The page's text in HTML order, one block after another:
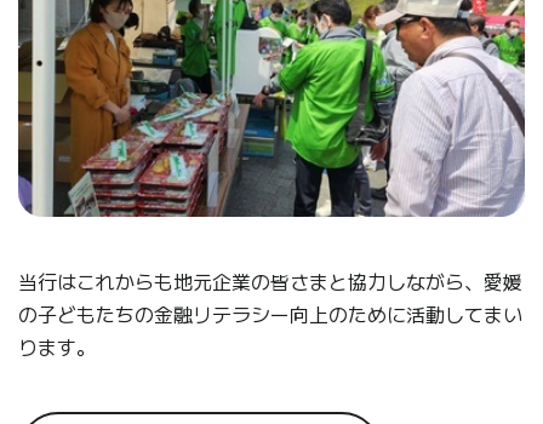
当行はこれからも地元企業の皆さまと協力しながら、愛媛
の子どもたちの金融リテラシー向上のために活動してまい
ります。